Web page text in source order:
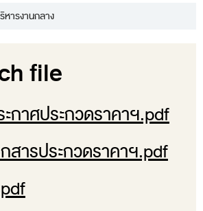
บของสำนักงานการตรวจเงิน
การตรวจสอบ
บคณะกรรมการตรวจสอบ
หารงานกลาง
file
ะกาศประกวดราคาฯ.pdf
กสารประกวดราคาฯ.pdf